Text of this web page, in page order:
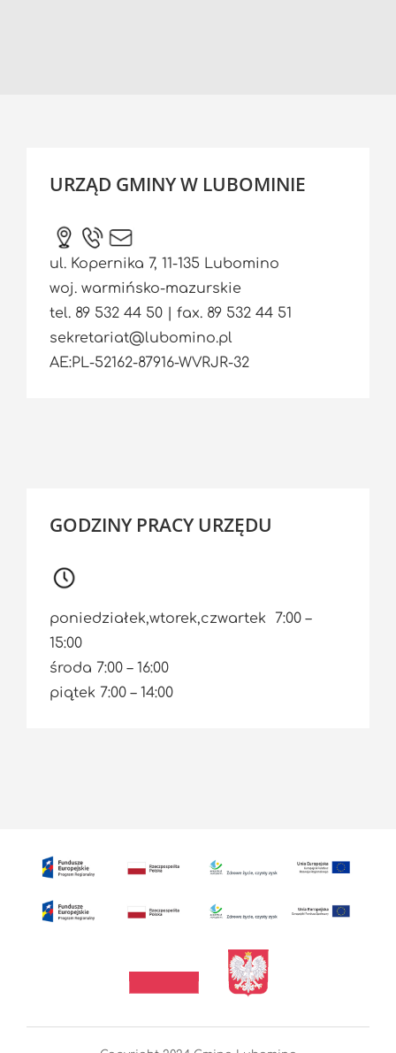
URZĄD GMINY W LUBOMINIE
ul. Kopernika 7, 11-135 Lubomino
woj. warmińsko-mazurskie
tel. 89 532 44 50 | fax. 89 532 44 51
sekretariat@lubomino.pl
AE:PL-52162-87916-WVRJR-32
GODZINY PRACY URZĘDU
poniedziałek,wtorek,czwartek 7:00 –
15:00
środa 7:00 – 16:00
piątek 7:00 – 14:00